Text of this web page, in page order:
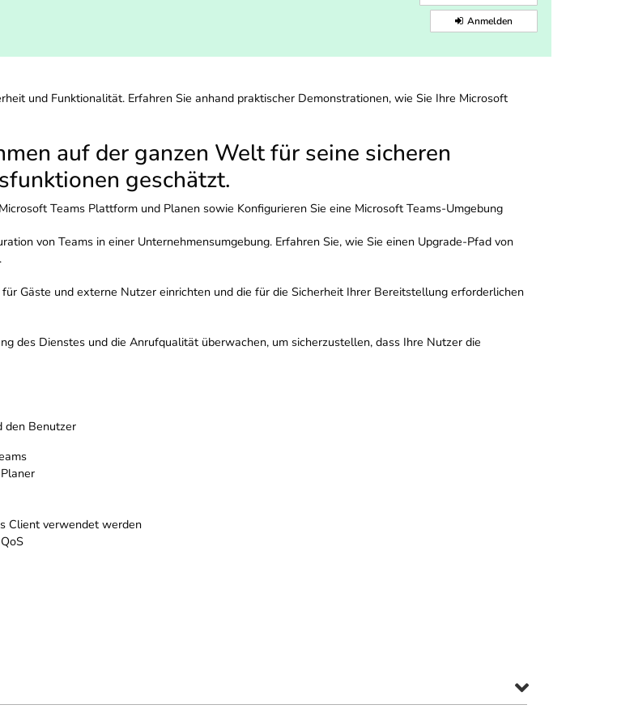
Anmelden
und Funktionalität. Erfahren Sie anhand praktischer Demonstrationen, wie Sie Ihre Microsoft
auf der ganzen Welt für seine sicheren
geschätzt.
Teams Plattform und Planen sowie Konfigurieren Sie eine Microsoft Teams-Umgebung
von Teams in einer Unternehmensumgebung. Erfahren Sie, wie Sie einen Upgrade-Pfad von
Gäste und externe Nutzer einrichten und die für die Sicherheit Ihrer Bereitstellung erforderlichen
des Dienstes und die Anrufqualität überwachen, um sicherzustellen, dass Ihre Nutzer die
den Benutzer
Client verwendet werden